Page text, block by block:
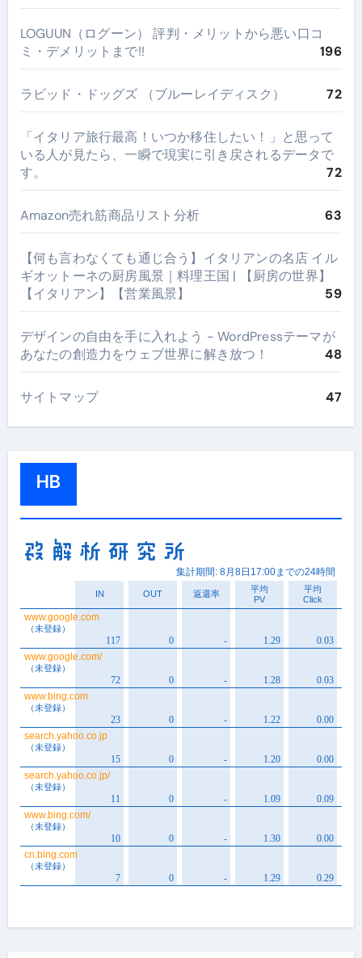
LOGUUN（ログーン） 評判・メリットから悪い口コ
ミ・デメリットまで!!
196
ラビッド・ドッグズ （ブルーレイディスク） 72
​「イタリア旅行最高！いつか移住したい！」と思って
いる人が見たら、一瞬で現実に引き戻されるデータで
す。
72
Amazon売れ筋商品リスト分析 63
【何も言わなくても通じ合う】イタリアンの名店 イル
ギオットーネの厨房風景｜料理王国 | 【厨房の世界】
【イタリアン】【営業風景】
59
デザインの自由を手に入れよう - WordPressテーマが
あなたの創造力をウェブ世界に解き放つ！
48
サイトマップ 47
HB